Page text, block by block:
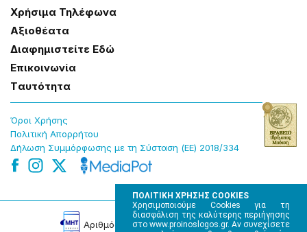
ΠΟΛΙΤΙΚΗ ΧΡΗΣΗΣ COOKIES
Χρησιμοποιούμε Cookies για τη
διασφάλιση της καλύτερης περιήγησης
στο www.proinoslogos.gr. Αν συνεχίσετε
Χρήσɩμα Τηλέφωνα
Αξɩοθέατα
Δɩαφημɩστείτε Εδώ
Επɩκοɩνωνία
Tαυτότητα
Όροɩ Χρήσης
Πολɩτɩκή Απορρήτου
Δήλωση Συμμόρφωσης με τη Σύσταση (ΕΕ) 2018/334
Αρɩθμός Πɩστοποίησης Μ.Η.Τ. 220242